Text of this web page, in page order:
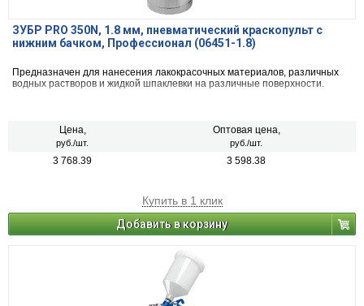
ЗУБР PRO 350N, 1.8 мм, пневматический краскопульт с
нижним бачком, Профессионал (06451-1.8)
Предназначен для нанесения лакокрасочных материалов, различных
водных растворов и жидкой шпаклевки на различные поверхности.
Цена,
руб./шт.
Оптовая цена,
руб./шт.
3 768.39 3 598.38
Купить в 1 клик
Добавить в корзину